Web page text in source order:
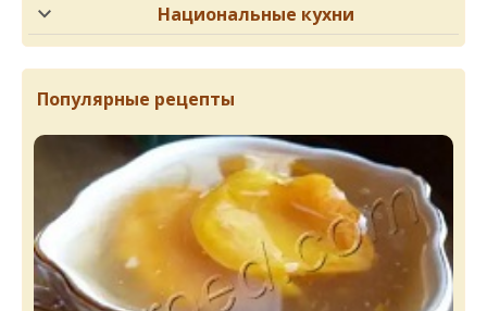
Национальные кухни
Популярные рецепты